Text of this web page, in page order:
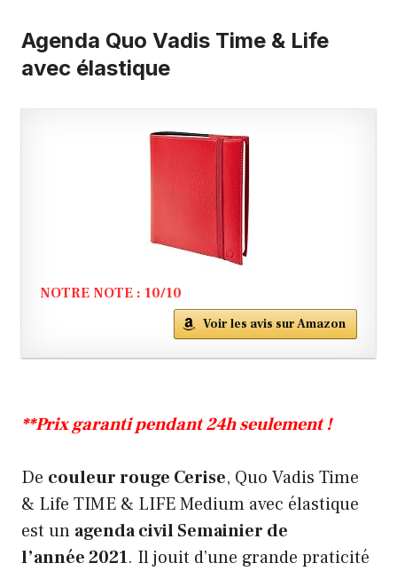
Agenda Quo Vadis Time & Life
avec élastique
NOTRE NOTE : 10/10
Voir les avis sur Amazon
**Prix garanti pendant 24h seulement !
De couleur rouge Cerise, Quo Vadis Time
& Life TIME & LIFE Medium avec élastique
est un agenda civil Semainier de
l’année 2021. Il jouit d’une grande praticité